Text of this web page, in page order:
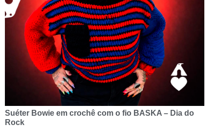
Suéter Bowie em crochê com o fio BASKA – Dia do
Rock